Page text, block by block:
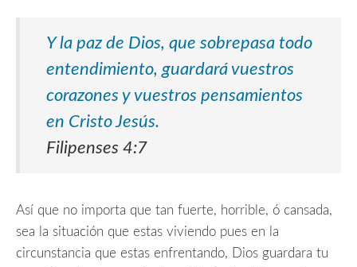
Y la paz de Dios, que sobrepasa todo
entendimiento, guardará vuestros
corazones y vuestros pensamientos
en Cristo Jesús.
Filipenses 4:7
Así que no importa que tan fuerte, horrible, ó cansada,
sea la situación que estas viviendo pues en la
circunstancia que estas enfrentando, Dios guardara tu